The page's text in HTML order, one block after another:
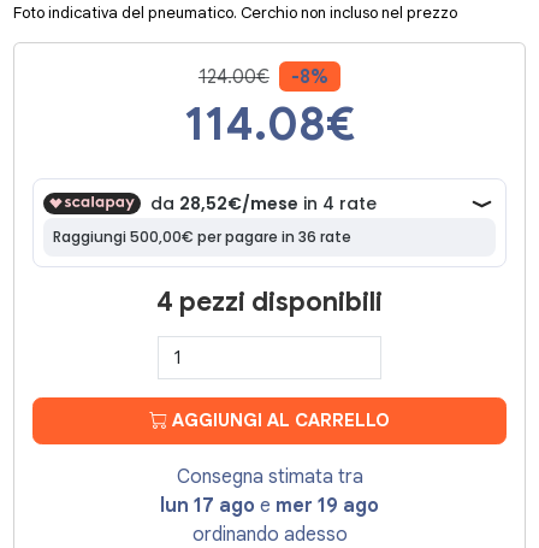
Foto indicativa del pneumatico. Cerchio non incluso nel prezzo
124.00€ -8%
114.08€
4 pezzi disponibili
AGGIUNGI AL CARRELLO
Consegna stimata tra
lun 17 ago e mer 19 ago
ordinando adesso